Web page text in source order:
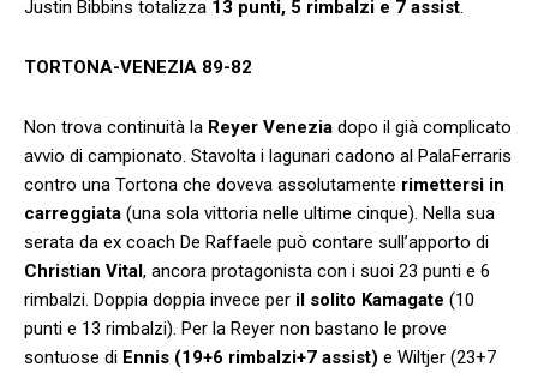
Justin Bibbins totalizza 13 punti, 5 rimbalzi e 7 assist.
TORTONA-VENEZIA 89-82
Non trova continuità la Reyer Venezia dopo il già complicato
avvio di campionato. Stavolta i lagunari cadono al PalaFerraris
contro una Tortona che doveva assolutamente rimettersi in
carreggiata (una sola vittoria nelle ultime cinque). Nella sua
serata da ex coach De Raffaele può contare sull’apporto di
Christian Vital, ancora protagonista con i suoi 23 punti e 6
rimbalzi. Doppia doppia invece per il solito Kamagate (10
punti e 13 rimbalzi). Per la Reyer non bastano le prove
sontuose di Ennis (19+6 rimbalzi+7 assist) e Wiltjer (23+7